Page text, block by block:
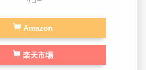
Amazon
楽天市場